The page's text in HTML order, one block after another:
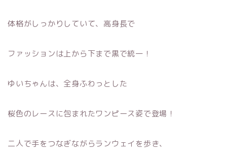
体格がしっかりしていて、高身長で
ファッションは上から下まで黒で統一！
ゆいちゃんは、全身ふわっとした
桜色のレースに包まれたワンピース姿で登場！
二人で手をつなぎながらランウェイを歩き、